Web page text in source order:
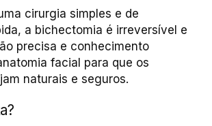
cirurgia simples e de
a bichectomia é irreversível e
precisa e conhecimento
facial para que os
naturais e seguros.